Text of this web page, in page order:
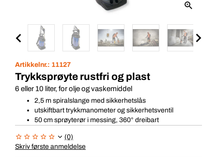
Artikkelnr.: 11127
Trykksprøyte rustfri og plast
6 eller 10 liter, for olje og vaskemiddel
2,5 m spiralslange med sikkerhetslås
utskiftbart trykkmanometer og sikkerhetsventil
50 cm sprøyterør i messing, 360° dreibart
(0)
Skriv første anmeldelse